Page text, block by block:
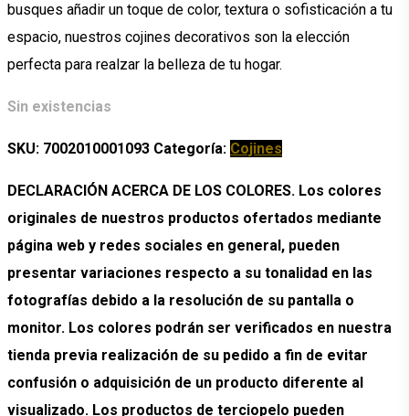
busques añadir un toque de color, textura o sofisticación a tu
espacio, nuestros cojines decorativos son la elección
perfecta para realzar la belleza de tu hogar.
Sin existencias
SKU: 7002010001093 Categoría: Cojines
DECLARACIÓN ACERCA DE LOS COLORES. Los colores
originales de nuestros productos ofertados mediante
página web y redes sociales en general, pueden
presentar variaciones respecto a su tonalidad en las
fotografías debido a la resolución de su pantalla o
monitor. Los colores podrán ser verificados en nuestra
tienda previa realización de su pedido a fin de evitar
confusión o adquisición de un producto diferente al
visualizado. Los productos de terciopelo pueden